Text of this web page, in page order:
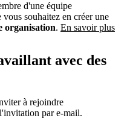
d'une équipe
souhaitez en créer une
organisation. En savoir plus
avec des
à rejoindre
par e-mail.